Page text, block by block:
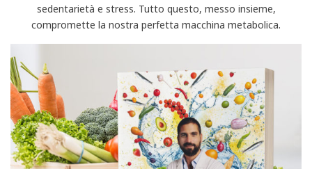
sedentarietà e stress. Tutto questo, messo insieme,
compromette la nostra perfetta macchina metabolica.